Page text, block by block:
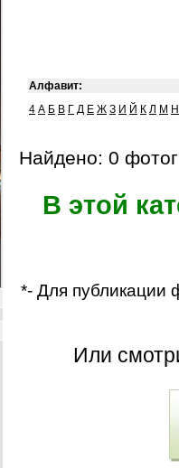
Алфавит:
4 А Б В Г Д Е Ж З И Й К Л М Н
Найдено: 0
В этой
*- Для публикации
Или